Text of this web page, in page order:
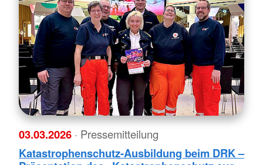
03.03.2026 · Pressemitteilung
Katastrophenschutz-Ausbildung beim DRK –